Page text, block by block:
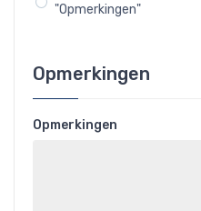
"Opmerkingen"
Opmerkingen
Opmerkingen